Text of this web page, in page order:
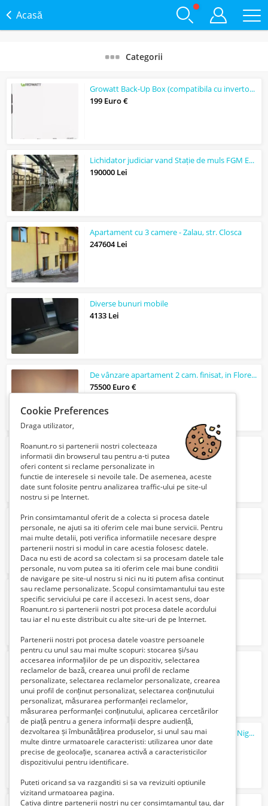
Acasă
Categorii
Growatt Back-Up Box (compatibila cu invertoarele monofazate MIN-XH)
199 Euro €
Lichidator judiciar vand Stație de muls FGM Euro Glass
190000 Lei
Apartament cu 3 camere - Zalau, str. Closca
247604 Lei
Diverse bunuri mobile
4133 Lei
De vânzare apartament 2 cam. finisat, in Florești, Jud. Cluj
75500 Euro €
Imprimanta xerox WORKCENTRE 5022
528 Lei
Ciocan demolator DeWALT 2100W
1008 Lei
Placa compactoare reversibila
517 Lei
Generator sudura Energy
406 Lei
Angajăm Animatoare/Dansatoare pentru Night Club din Cluj Napoca
1500 Euro €
Cookie Preferences
Draga utilizator,
Roanunt.ro si partenerii nostri colecteaza
informatii din browserul tau pentru a-ti putea
oferi content si reclame personalizate in
functie de interesele si nevoile tale. De asemenea, aceste
date sunt folosite pentru analizarea traffic-ului pe site-ul
nostru si pe Internet.
Prin consimtamantul oferit de a colecta si procesa datele
personale, ne ajuti sa iti oferim cele mai bune servicii. Pentru
mai multe detalii, poti verifica informatiile necesare despre
partenerii nostri si modul in care acestia folosesc datele.
Daca nu esti de acord sa colectam si sa procesam datele tale
personale, nu vom putea sa iti oferim cele mai bune conditii
de navigare pe site-ul nostru si nici nu iti putem afisa continut
sau reclame personalizate. Scopul consimtamantului tau este
specific serviciului pe care il accesezi. In acest sens, doar
Roanunt.ro si partenerii nostri pot procesa datele acordului
tau iar el nu este distribuit cu alte site-uri de pe Internet.
Partenerii nostri pot procesa datele voastre persoanele
pentru cu unul sau mai multe scopuri: stocarea și/sau
accesarea informațiilor de pe un dispozitiv, selectarea
reclamelor de bază, crearea unui profil de reclame
personalizate, selectarea reclamelor personalizate, crearea
unui profil de conținut personalizat, selectarea conținutului
personalizat, măsurarea performanței reclamelor,
măsurarea performanței conținutului, aplicarea cercetărilor
de piață pentru a genera informații despre audiență,
dezvoltarea și îmbunătățirea produselor, si unul sau mai
multe dintre urmatoarele caracteristi: utilizarea unor date
precise de geolocație, scanarea activă a caracteristicilor
dispozitivului pentru identificare.
Puteti oricand sa va razganditi si sa va revizuiti optiunile
vizitand urmatoarea pagina.
Cativa dintre partenerii nostri nu cer consimtamantul tau, dar